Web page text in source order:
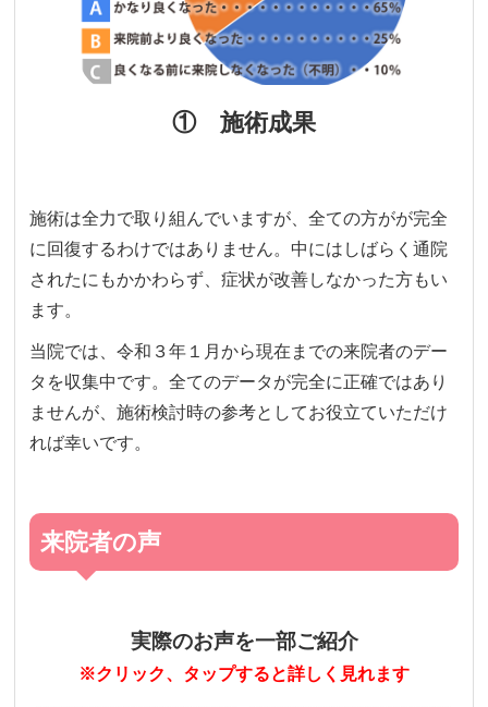
① 施術成果
施術は全力で取り組んでいますが、全ての方がが完全
に回復するわけではありません。中にはしばらく通院
されたにもかかわらず、症状が改善しなかった方もい
ます。
当院では、令和３年１月から現在までの来院者のデー
タを収集中です。全てのデータが完全に正確ではあり
ませんが、施術検討時の参考としてお役立ていただけ
れば幸いです。
来院者の声
実際のお声を一部ご紹介
※クリック、タップすると詳しく見れます